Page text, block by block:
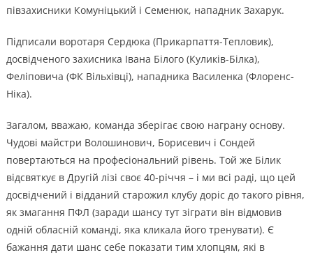
півзахисники Комуніцький і Семенюк, нападник Захарук.
Підписали воротаря Сердюка (Прикарпаття-Тепловик),
досвідченого захисника Івана Білого (Куликів-Білка),
Феліповича (ФК Вільхівці), нападника Василенка (Флоренс-
Ніка).
Загалом, вважаю, команда зберігає свою награну основу.
Чудові майстри Волошинович, Борисевич і Сондей
повертаються на професіональний рівень. Той же Білик
відсвяткує в Другій лізі своє 40-річчя – і ми всі раді, що цей
досвідчений і відданий старожил клубу доріс до такого рівня,
як змагання ПФЛ (заради шансу тут зіграти він відмовив
одній обласній команді, яка кликала його тренувати). Є
бажання дати шанс себе показати тим хлопцям, які в